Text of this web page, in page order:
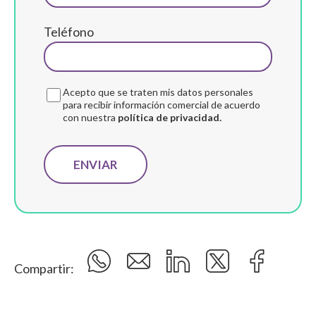
Teléfono
Acepto que se traten mis datos personales
para recibir información comercial de acuerdo
con nuestra política de privacidad.
Compartir: